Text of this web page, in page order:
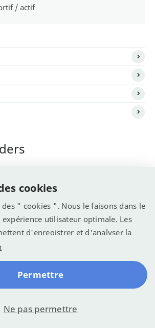
/ actif
ANWB Camping >
© Recreatie Media 2026
générales
Sitemap
cookies
des " cookies ". Nous le faisons dans le
utilisateur optimale. Les
d'enregistrer et d'analyser la
Web est utilisé (voir la déclaration de
voulons l'utiliser pour optimiser le
expérience.
Permettre
Ne pas permettre